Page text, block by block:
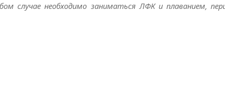
случае необходимо заниматься ЛФК и плаванием,